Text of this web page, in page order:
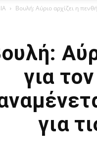
Βουλή: Αύριο αρχίζει η
για
για